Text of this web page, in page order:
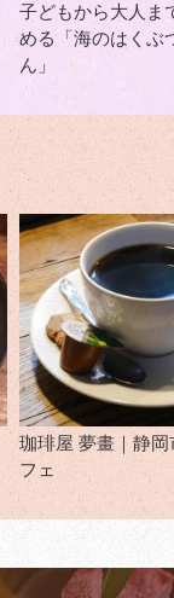
子どもから大人ま
める「海のはくぶ
ん」
珈琲屋 夢畫｜静岡
フェ